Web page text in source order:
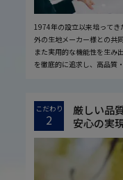
1974年の設立以来培ってき
外の生地メーカー様との共
また実用的な機能性を生み
を徹底的に追求し、高品質
こだわり
2
厳しい品
安心の実